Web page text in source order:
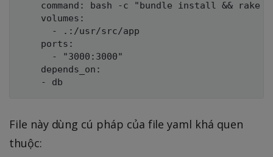
command: bash -c "bundle install && rake
    volumes:
      - .:/usr/src/app
    ports:
      - "3000:3000"
    depends_on:
File này dùng cú pháp của file yaml khá quen
thuộc: